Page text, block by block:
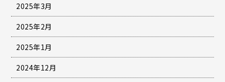
2025年3月
2025年2月
2025年1月
2024年12月